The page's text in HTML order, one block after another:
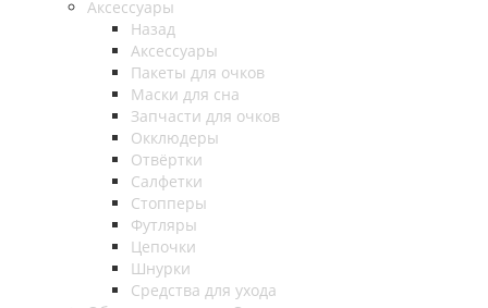
Аксессуары
Назад
Аксессуары
Пакеты для очков
Маски для сна
Запчасти для очков
Окклюдеры
Отвёртки
Салфетки
Стопперы
Футляры
Цепочки
Шнурки
Средства для ухода